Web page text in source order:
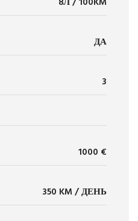
ДА
3
1000 €
350 KM / ДЕНЬ